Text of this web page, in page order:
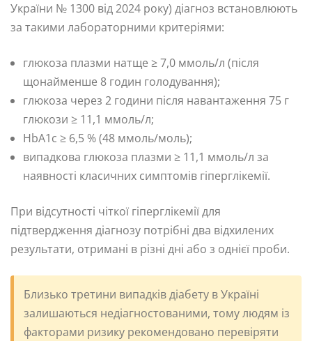
України № 1300 від 2024 року) діагноз встановлюють
за такими лабораторними критеріями:
глюкоза плазми натще ≥ 7,0 ммоль/л (після
щонайменше 8 годин голодування);
глюкоза через 2 години після навантаження 75 г
глюкози ≥ 11,1 ммоль/л;
HbA1c ≥ 6,5 % (48 ммоль/моль);
випадкова глюкоза плазми ≥ 11,1 ммоль/л за
наявності класичних симптомів гіперглікемії.
При відсутності чіткої гіперглікемії для
підтвердження діагнозу потрібні два відхилених
результати, отримані в різні дні або з однієї проби.
Близько третини випадків діабету в Україні
залишаються недіагностованими, тому людям із
факторами ризику рекомендовано перевіряти